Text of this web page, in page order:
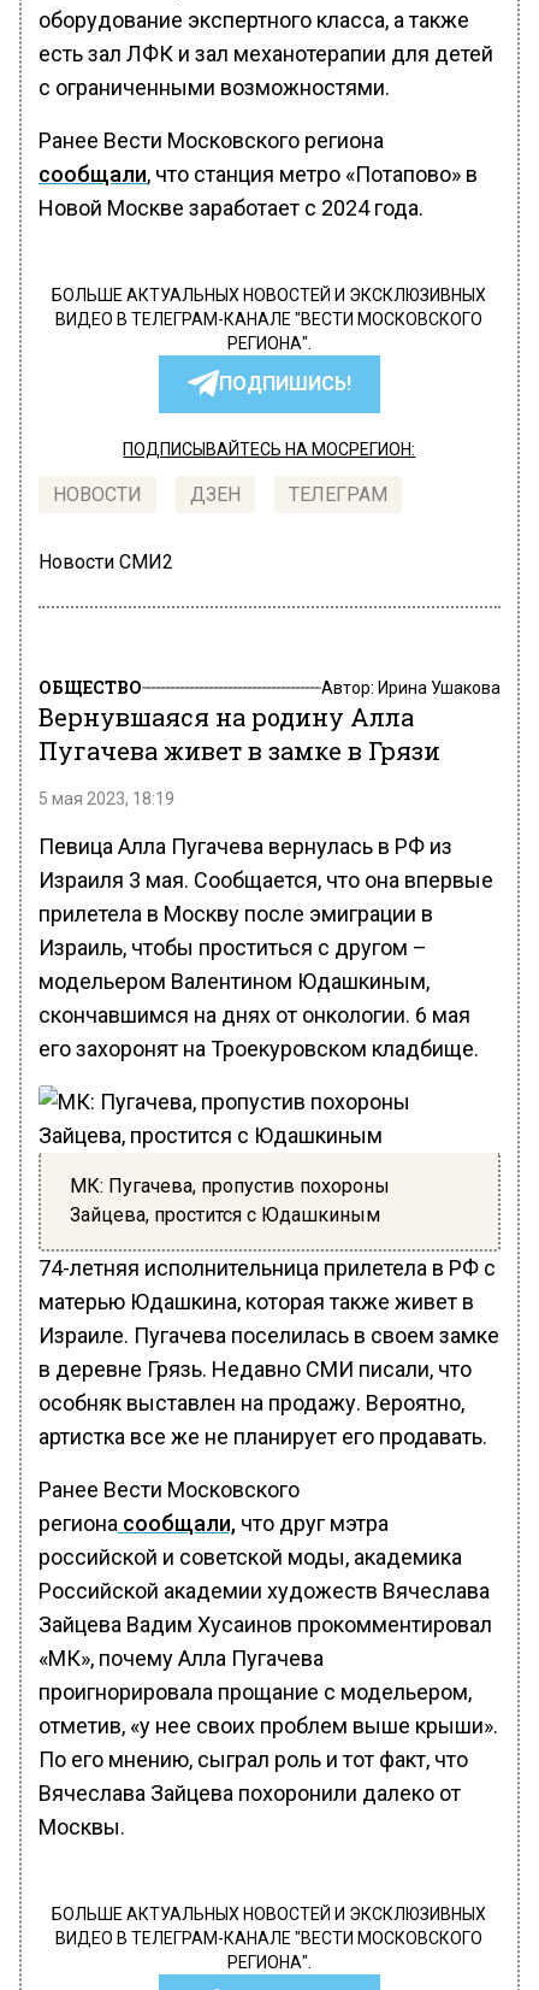
оборудование экспертного класса, а также
есть зал ЛФК и зал механотерапии для детей
с ограниченными возможностями.
Ранее Вести Московского региона
сообщали, что станция метро «Потапово» в
Новой Москве заработает с 2024 года.
БОЛЬШЕ АКТУАЛЬНЫХ НОВОСТЕЙ И ЭКСКЛЮЗИВНЫХ
ВИДЕО В ТЕЛЕГРАМ-КАНАЛЕ "ВЕСТИ МОСКОВСКОГО
РЕГИОНА".
ПОДПИШИСЬ!
ПОДПИСЫВАЙТЕСЬ НА МОСРЕГИОН:
НОВОСТИ ДЗЕН ТЕЛЕГРАМ
Новости СМИ2
ОБЩЕСТВО Автор: Ирина Ушакова
Вернувшаяся на родину Алла
Пугачева живет в замке в Грязи
5 мая 2023, 18:19
Певица Алла Пугачева вернулась в РФ из
Израиля 3 мая. Сообщается, что она впервые
прилетела в Москву после эмиграции в
Израиль, чтобы проститься с другом –
модельером Валентином Юдашкиным,
скончавшимся на днях от онкологии. 6 мая
его захоронят на Троекуровском кладбище.
МК: Пугачева, пропустив похороны
Зайцева, простится с Юдашкиным
74-летняя исполнительница прилетела в РФ с
матерью Юдашкина, которая также живет в
Израиле. Пугачева поселилась в своем замке
в деревне Грязь. Недавно СМИ писали, что
особняк выставлен на продажу. Вероятно,
артистка все же не планирует его продавать.
Ранее Вести Московского
региона сообщали, что друг мэтра
российской и советской моды, академика
Российской академии художеств Вячеслава
Зайцева Вадим Хусаинов прокомментировал
«МК», почему Алла Пугачева
проигнорировала прощание с модельером,
отметив, «у нее своих проблем выше крыши».
По его мнению, сыграл роль и тот факт, что
Вячеслава Зайцева похоронили далеко от
Москвы.
БОЛЬШЕ АКТУАЛЬНЫХ НОВОСТЕЙ И ЭКСКЛЮЗИВНЫХ
ВИДЕО В ТЕЛЕГРАМ-КАНАЛЕ "ВЕСТИ МОСКОВСКОГО
РЕГИОНА".